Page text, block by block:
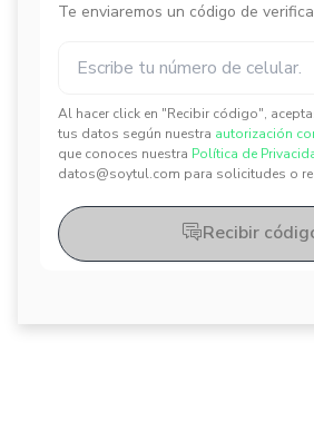
Te enviaremos un código de
Al hacer click en "Recibir código",
tus datos según nuestra autorización
que conoces nuestra Política de
datos@soytul.com para solicitudes o
Recibir